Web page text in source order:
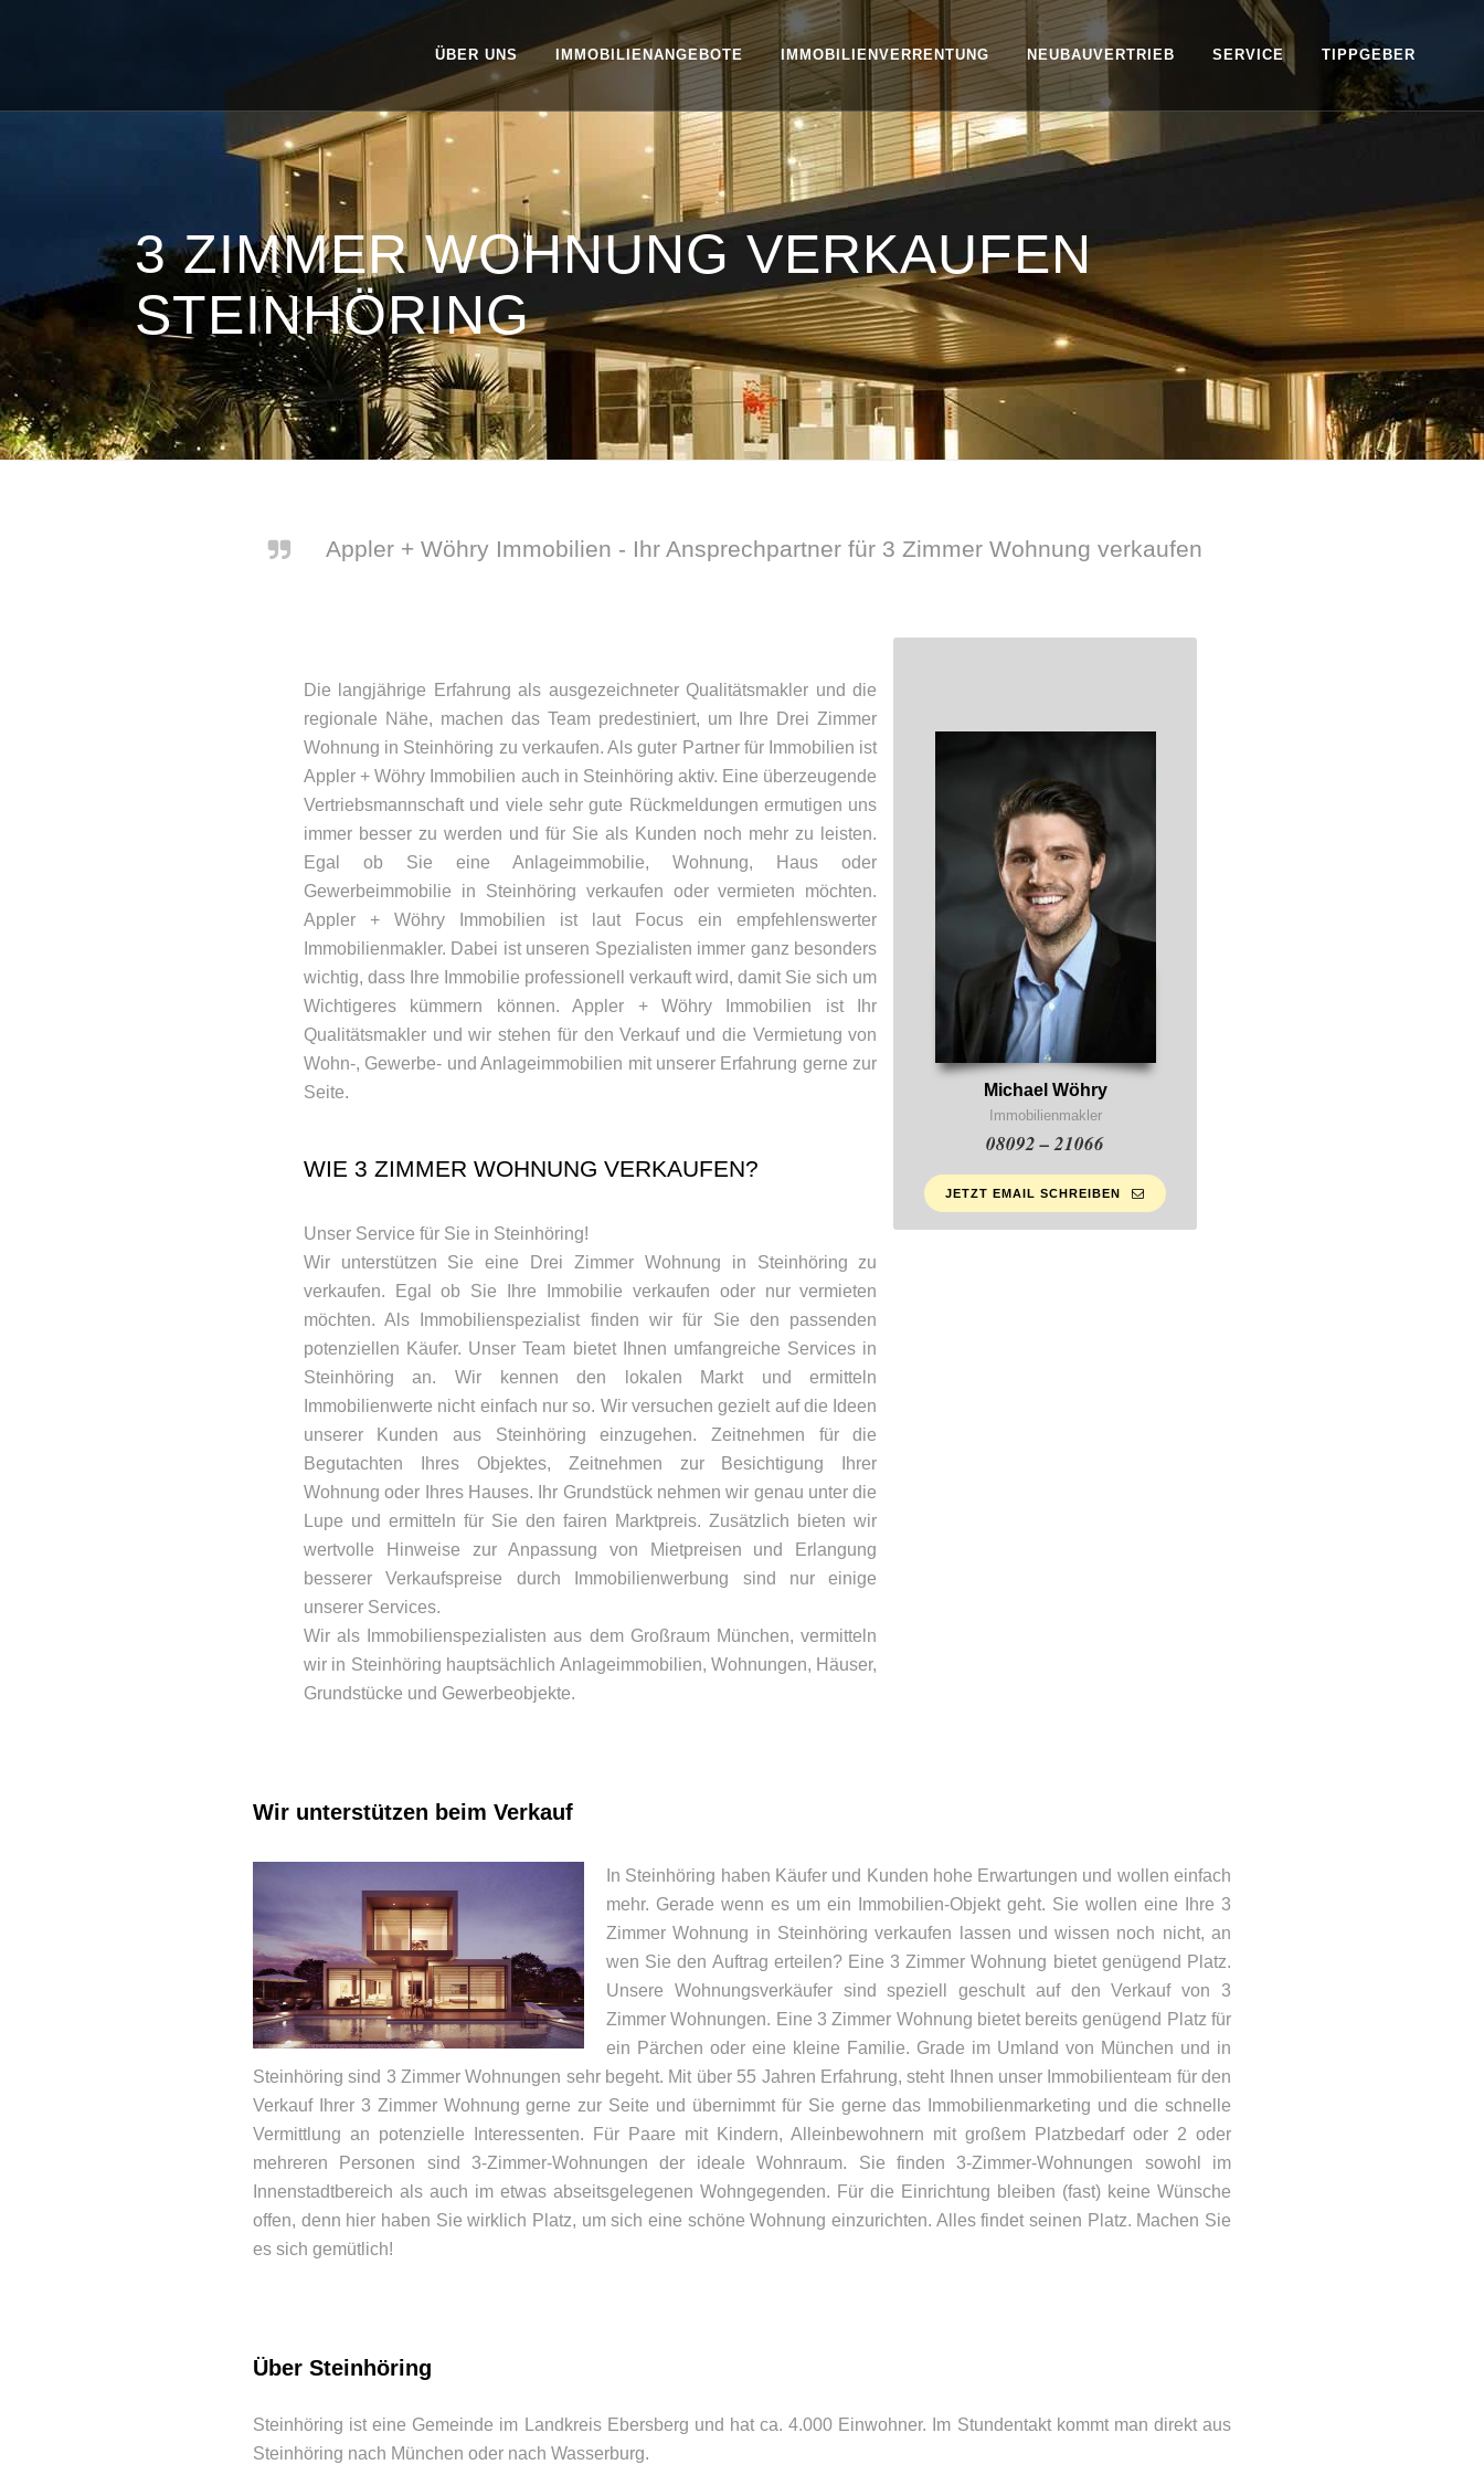
ÜBER UNS IMMOBILIENANGEBOTE IMMOBILIENVERRENTUNG NEUBAUVERTRIEB SERVICE TIPPGEBER
3 ZIMMER WOHNUNG VERKAUFEN
STEINHÖRING
Appler + Wöhry Immobilien - Ihr Ansprechpartner für 3 Zimmer Wohnung verkaufen
Die langjährige Erfahrung als ausgezeichneter Qualitätsmakler und die
regionale Nähe, machen das Team predestiniert, um Ihre Drei Zimmer
Wohnung in Steinhöring zu verkaufen. Als guter Partner für Immobilien ist
Appler + Wöhry Immobilien auch in Steinhöring aktiv. Eine überzeugende
Vertriebsmannschaft und viele sehr gute Rückmeldungen ermutigen uns
immer besser zu werden und für Sie als Kunden noch mehr zu leisten.
Egal ob Sie eine Anlageimmobilie, Wohnung, Haus oder
Gewerbeimmobilie in Steinhöring verkaufen oder vermieten möchten.
Appler + Wöhry Immobilien ist laut Focus ein empfehlenswerter
Immobilienmakler. Dabei ist unseren Spezialisten immer ganz besonders
wichtig, dass Ihre Immobilie professionell verkauft wird, damit Sie sich um
Wichtigeres kümmern können. Appler + Wöhry Immobilien ist Ihr
Qualitätsmakler und wir stehen für den Verkauf und die Vermietung von
Wohn-, Gewerbe- und Anlageimmobilien mit unserer Erfahrung gerne zur
Seite.
WIE 3 ZIMMER WOHNUNG VERKAUFEN?
Unser Service für Sie in Steinhöring!
Wir unterstützen Sie eine Drei Zimmer Wohnung in Steinhöring zu
verkaufen. Egal ob Sie Ihre Immobilie verkaufen oder nur vermieten
möchten. Als Immobilienspezialist finden wir für Sie den passenden
potenziellen Käufer. Unser Team bietet Ihnen umfangreiche Services in
Steinhöring an. Wir kennen den lokalen Markt und ermitteln
Immobilienwerte nicht einfach nur so. Wir versuchen gezielt auf die Ideen
unserer Kunden aus Steinhöring einzugehen. Zeitnehmen für die
Begutachten Ihres Objektes, Zeitnehmen zur Besichtigung Ihrer
Wohnung oder Ihres Hauses. Ihr Grundstück nehmen wir genau unter die
Lupe und ermitteln für Sie den fairen Marktpreis. Zusätzlich bieten wir
wertvolle Hinweise zur Anpassung von Mietpreisen und Erlangung
besserer Verkaufspreise durch Immobilienwerbung sind nur einige
unserer Services.
Wir als Immobilienspezialisten aus dem Großraum München, vermitteln
wir in Steinhöring hauptsächlich Anlageimmobilien, Wohnungen, Häuser,
Grundstücke und Gewerbeobjekte.
Michael Wöhry
Immobilienmakler
08092 – 21066
JETZT EMAIL SCHREIBEN
Wir unterstützen beim Verkauf
In Steinhöring haben Käufer und Kunden hohe Erwartungen und wollen einfach
mehr. Gerade wenn es um ein Immobilien-Objekt geht. Sie wollen eine Ihre 3
Zimmer Wohnung in Steinhöring verkaufen lassen und wissen noch nicht, an
wen Sie den Auftrag erteilen? Eine 3 Zimmer Wohnung bietet genügend Platz.
Unsere Wohnungsverkäufer sind speziell geschult auf den Verkauf von 3
Zimmer Wohnungen. Eine 3 Zimmer Wohnung bietet bereits genügend Platz für
ein Pärchen oder eine kleine Familie. Grade im Umland von München und in
Steinhöring sind 3 Zimmer Wohnungen sehr begeht. Mit über 55 Jahren Erfahrung, steht Ihnen unser Immobilienteam für den
Verkauf Ihrer 3 Zimmer Wohnung gerne zur Seite und übernimmt für Sie gerne das Immobilienmarketing und die schnelle
Vermittlung an potenzielle Interessenten. Für Paare mit Kindern, Alleinbewohnern mit großem Platzbedarf oder 2 oder
mehreren Personen sind 3-Zimmer-Wohnungen der ideale Wohnraum. Sie finden 3-Zimmer-Wohnungen sowohl im
Innenstadtbereich als auch im etwas abseitsgelegenen Wohngegenden. Für die Einrichtung bleiben (fast) keine Wünsche
offen, denn hier haben Sie wirklich Platz, um sich eine schöne Wohnung einzurichten. Alles findet seinen Platz. Machen Sie
es sich gemütlich!
Über Steinhöring
Steinhöring ist eine Gemeinde im Landkreis Ebersberg und hat ca. 4.000 Einwohner. Im Stundentakt kommt man direkt aus
Steinhöring nach München oder nach Wasserburg.
BEWERTUNGEN